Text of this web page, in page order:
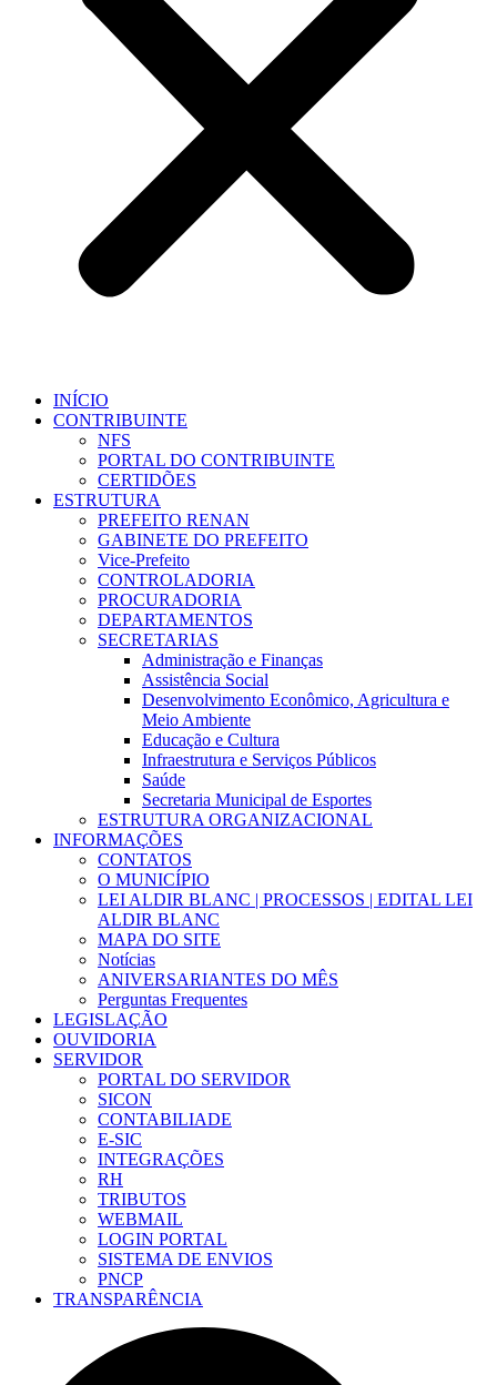
INÍCIO
CONTRIBUINTE
NFS
PORTAL DO CONTRIBUINTE
CERTIDÕES
ESTRUTURA
PREFEITO RENAN
GABINETE DO PREFEITO
Vice-Prefeito
CONTROLADORIA
PROCURADORIA
DEPARTAMENTOS
SECRETARIAS
Administração e Finanças
Assistência Social
Desenvolvimento Econômico, Agricultura e
Meio Ambiente
Educação e Cultura
Infraestrutura e Serviços Públicos
Saúde
Secretaria Municipal de Esportes
ESTRUTURA ORGANIZACIONAL
INFORMAÇÕES
CONTATOS
O MUNICÍPIO
LEI ALDIR BLANC | PROCESSOS | EDITAL LEI
ALDIR BLANC
MAPA DO SITE
Notícias
ANIVERSARIANTES DO MÊS
Perguntas Frequentes
LEGISLAÇÃO
OUVIDORIA
SERVIDOR
PORTAL DO SERVIDOR
SICON
CONTABILIADE
E-SIC
INTEGRAÇÕES
RH
TRIBUTOS
WEBMAIL
LOGIN PORTAL
SISTEMA DE ENVIOS
PNCP
TRANSPARÊNCIA